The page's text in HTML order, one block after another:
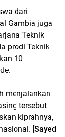
dari
Gambia juga
Teknik
prodi Teknik
10
menjalankan
tersebut
kiprahnya,
[Sayed